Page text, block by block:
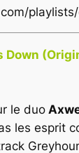
Down
le duo
les esprit